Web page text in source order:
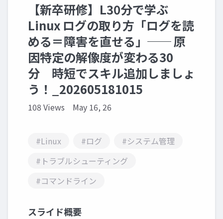
【新卒研修】L30分で学ぶ
Linux ログの取り方「ログを読
める＝障害を直せる」── 原
因特定の解像度が変わる30
分 時短でスキル追加しましょ
う！_202605181015
108 Views May 16, 26
#Linux #ログ
#システム管理
#トラブルシューティング
#コマンドライン
スライド概要